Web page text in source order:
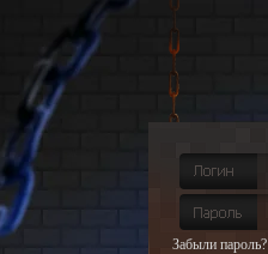
Забыли пароль?